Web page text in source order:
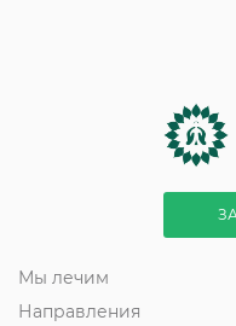
Мы лечим
Направления